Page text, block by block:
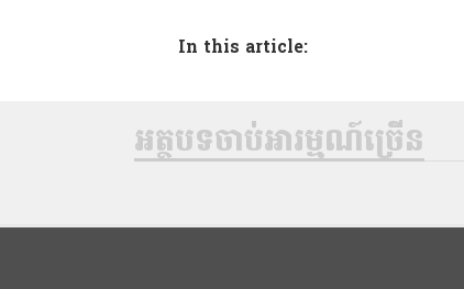
ce
b
o
k
e
gr
m
y
n
k
In this article:
អត្ថបទចាប់អារម្មណ៍ច្រើន